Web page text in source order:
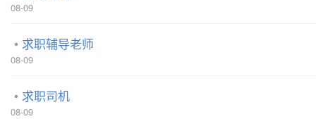
08-09
求职辅导老师
08-09
求职司机
08-09